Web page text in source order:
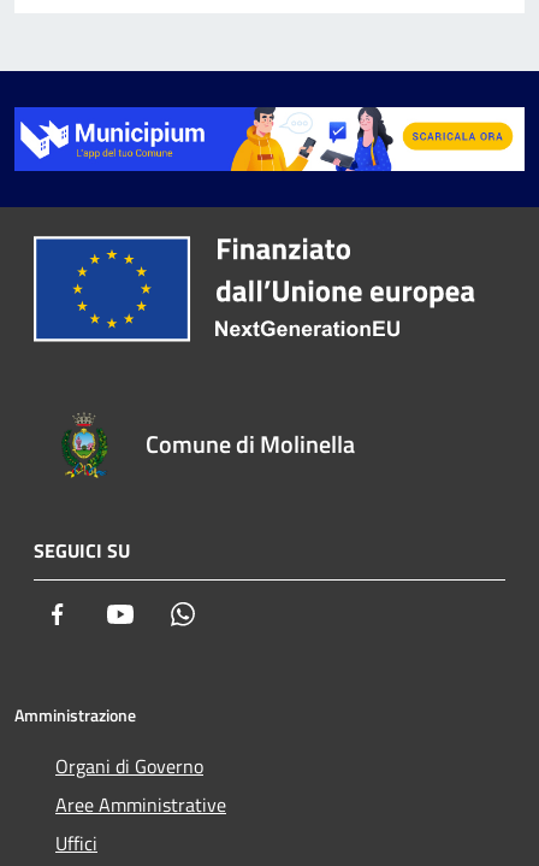
Comune di Molinella
SEGUICI SU
Facebook Youtube
Amministrazione
Organi di Governo
Aree Amministrative
Uffici